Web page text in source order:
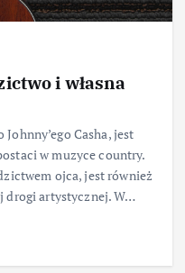
i własna
Casha, jest
w muzyce country.
ojca, jest również
drogi artystycznej. W…